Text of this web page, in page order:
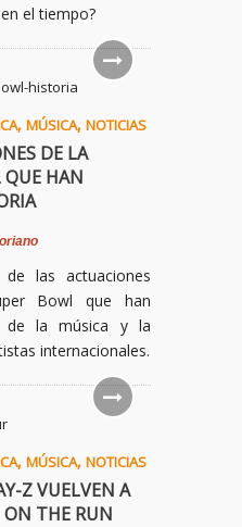
el tiempo?
, MÚSICA, NOTICIAS
DE LA
QUE HAN
de las actuaciones
Bowl que han
de la música y la
internacionales.
, MÚSICA, NOTICIAS
Z VUELVEN A
ON THE RUN